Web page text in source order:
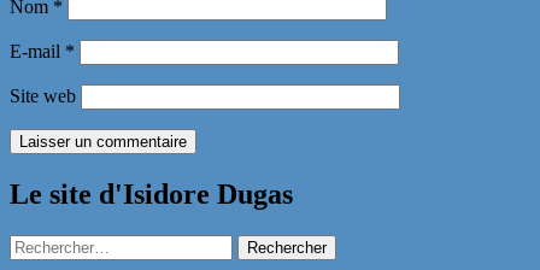
Nom *
E-mail *
Site web
Le site d'Isidore Dugas
Rechercher :